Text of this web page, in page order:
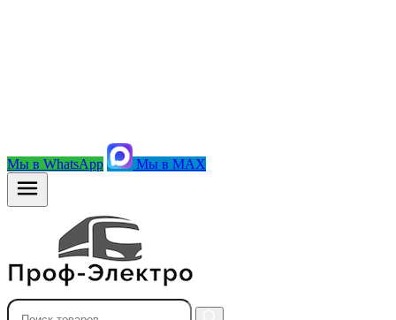
Мы в WhatsApp Мы в MAX